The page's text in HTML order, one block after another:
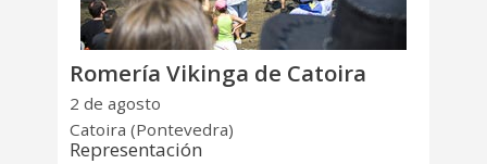
Romería Vikinga de Catoira
2 de agosto
Catoira (Pontevedra)
Representación